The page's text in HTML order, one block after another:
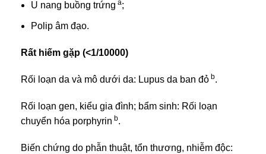
U nang buồng trứng a;
Polip âm đạo.
Rất hiếm gặp (<1/10000)
Rối loạn da và mô dưới da: Lupus da ban đỏ b.
Rối loạn gen, kiểu gia đình; bẩm sinh: Rối loạn
chuyển hóa porphyrin b.
Biến chứng do phẫn thuật, tổn thương, nhiễm độc: